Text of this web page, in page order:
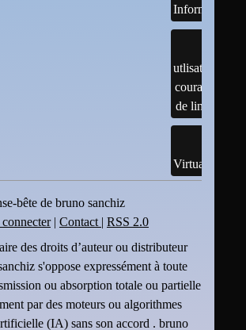
Informatiques
utlisation
courante
de linux
Virtualisation
bête de bruno sanchiz
connecter| Contact | RSS 2.0
des droits d’auteur ou distributeur
s'oppose expressément à toute
ou absorption totale ou partielle
par des moteurs ou algorithmes
(IA) sans son accord . bruno